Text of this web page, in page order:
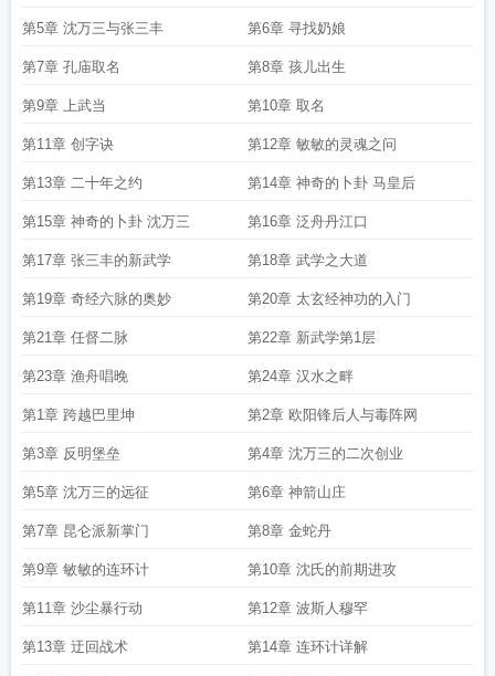
第5章 沈万三与张三丰 第6章 寻找奶娘
第7章 孔庙取名 第8章 孩儿出生
第9章 上武当 第10章 取名
第11章 创字诀 第12章 敏敏的灵魂之问
第13章 二十年之约 第14章 神奇的卜卦 马皇后
第15章 神奇的卜卦 沈万三 第16章 泛舟丹江口
第17章 张三丰的新武学 第18章 武学之大道
第19章 奇经六脉的奥妙 第20章 太玄经神功的入门
第21章 任督二脉 第22章 新武学第1层
第23章 渔舟唱晚 第24章 汉水之畔
第1章 跨越巴里坤 第2章 欧阳锋后人与毒阵网
第3章 反明堡垒 第4章 沈万三的二次创业
第5章 沈万三的远征 第6章 神箭山庄
第7章 昆仑派新掌门 第8章 金蛇丹
第9章 敏敏的连环计 第10章 沈氏的前期进攻
第11章 沙尘暴行动 第12章 波斯人穆罕
第13章 迂回战术 第14章 连环计详解